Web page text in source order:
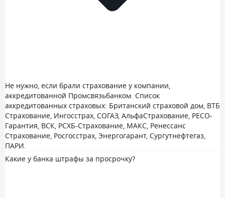
Не нужно, если брали страхование у компании,
аккредитованной Промсвязьбанком. Список
аккредитованных страховых: Британский страховой дом, ВТБ
Страхование, Ингосстрах, СОГАЗ, АльфаСтрахование, РЕСО-
Гарантия, ВСК, РСХБ-Страхование, МАКС, Ренессанс
Страхование, Росгосстрах, Энергогарант, Сургутнефтегаз,
ПАРИ.
Какие у банка штрафы за просрочку?